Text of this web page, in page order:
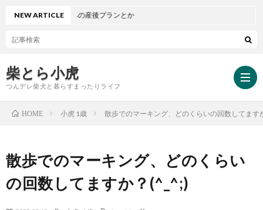
柴とら小虎
つんデレ柴犬と暮らすまったりライフ
NEW ARTICLE
か愛犬込みの産後プランとか
HOME 小虎 1歳 散歩でのマーキング、どのくらいの回数してます
散歩でのマーキング、どのくらい
の回数してますか？(^_^;)